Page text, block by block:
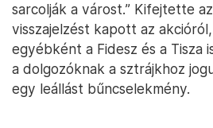
sarcolják a várost.” Kifejtette
visszajelzést kapott az
egyébként a Fidesz és a Tisza
a dolgozóknak a sztrájkhoz
egy leállást bűncselekmény.